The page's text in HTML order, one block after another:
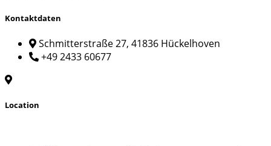
Kontaktdaten
Schmitterstraße 27, 41836 Hückelhoven
+49 2433 60677
Location